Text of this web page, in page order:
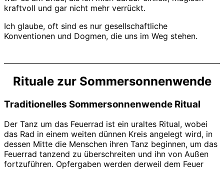
kraftvoll und gar nicht mehr verrückt.
Ich glaube, oft sind es nur gesellschaftliche
Konventionen und Dogmen, die uns im Weg stehen.
Rituale zur Sommersonnenwende
Traditionelles Sommersonnenwende Ritual
Der Tanz um das Feuerrad ist ein uraltes Ritual, wobei
das Rad in einem weiten dünnen Kreis angelegt wird, in
dessen Mitte die Menschen ihren Tanz beginnen, um das
Feuerrad tanzend zu überschreiten und ihn von Außen
fortzuführen. Opfergaben werden derweil dem Feuer